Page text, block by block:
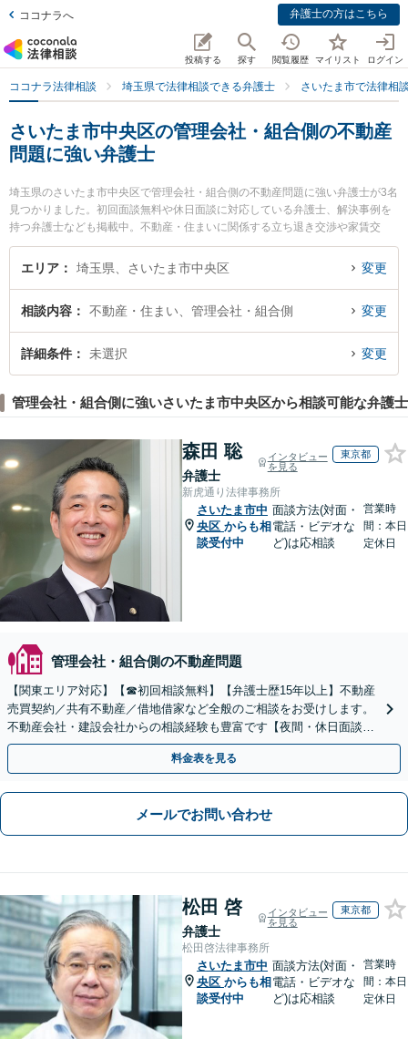
ココナラへ 弁護士の方はこちら
投稿する 探す 閲覧履歴 マイリスト ログイン
ココナラ法律相談 埼玉県で法律相談できる弁護士 さいたま市で法律相
さいたま市中央区の管理会社・組合側の不動産
問題に強い弁護士
埼玉県のさいたま市中央区で管理会社・組合側の不動産問題に強い弁護士が3名
見つかりました。初回面談無料や休日面談に対応している弁護士、解決事例を
持つ弁護士なども掲載中。不動産・住まいに関係する立ち退き交渉や家賃交
渉、不動産契約解除等の細かな分野での絞り込み検索もでき便利です。特にSIN
TO法律事務所の鈴木 秀二弁護士やさいたま新都心法律事務所の眞砂 一也弁護
た管理会社・組合側の不動産問題のトラブルを今すぐに弁護士に相談したい』
『管理会社・組合側の不動産問題のトラブル解決の実績豊富な近くの弁護士を
検索したい』『初回相談無料で管理会社・組合側の不動産問題を法律相談でき
エリア 埼玉県、さいたま市中央区 変更
相談内容 不動産・住まい、管理会社・組合側 変更
詳細条件 未選択 変更
管理会社・組合側に強いさいたま市中央区から相談可能な弁護士
森田 聡
弁護士
インタビュー
を見る
東京都
新虎通り法律事務所
さいたま市中
央区 からも相
談受付中
面談方法(対面・
電話・ビデオな
ど)は応相談
営業時
間：本日
定休日
管理会社・組合側の不動産問題
【関東エリア対応】【☎︎初回相談無料】【弁護士歴15年以上】不動産
売買契約／共有不動産／借地借家など全般のご相談をお受けします。
不動産会社・建設会社からの相談経験も豊富です【夜間・休日面談】
【電話／Zoom相談可】
料金表を見る
メールでお問い合わせ
松田 啓
弁護士
インタビュー
を見る
東京都
松田啓法律事務所
さいたま市中
央区 からも相
談受付中
面談方法(対面・
電話・ビデオな
ど)は応相談
営業時
間：本日
定休日